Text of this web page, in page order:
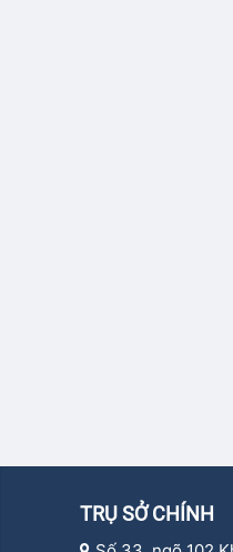
TRỤ SỞ CHÍNH